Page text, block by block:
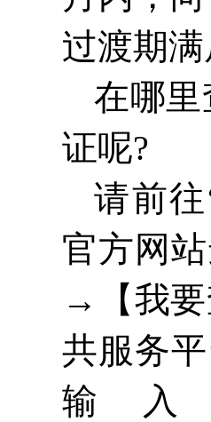
过渡期
在哪
证呢?
请前往
官方网站
→【我
共服务
输入网